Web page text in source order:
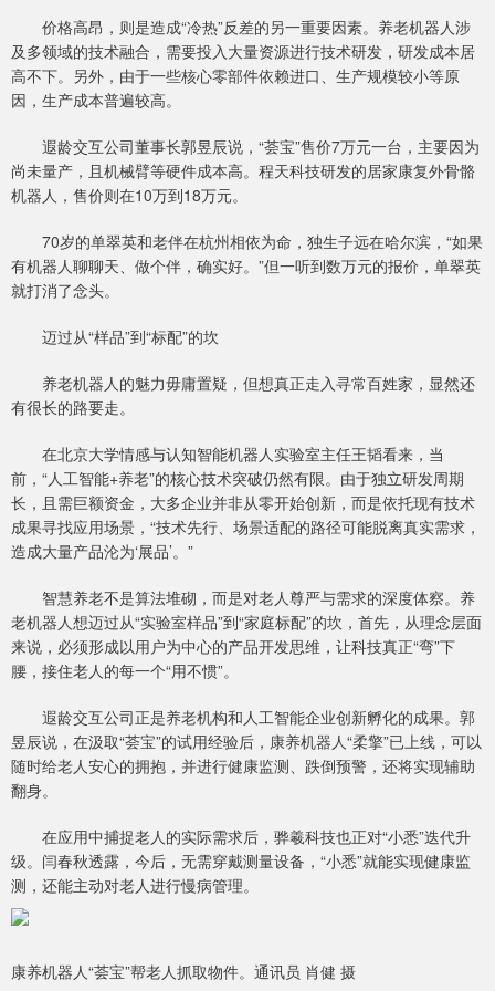
价格高昂，则是造成“冷热”反差的另一重要因素。养老机器人涉
及多领域的技术融合，需要投入大量资源进行技术研发，研发成本居
高不下。另外，由于一些核心零部件依赖进口、生产规模较小等原
因，生产成本普遍较高。
遐龄交互公司董事长郭昱辰说，“荟宝”售价7万元一台，主要因为
尚未量产，且机械臂等硬件成本高。程天科技研发的居家康复外骨骼
机器人，售价则在10万到18万元。
70岁的单翠英和老伴在杭州相依为命，独生子远在哈尔滨，“如果
有机器人聊聊天、做个伴，确实好。”但一听到数万元的报价，单翠英
就打消了念头。
迈过从“样品”到“标配”的坎
养老机器人的魅力毋庸置疑，但想真正走入寻常百姓家，显然还
有很长的路要走。
在北京大学情感与认知智能机器人实验室主任王韬看来，当
前，“人工智能+养老”的核心技术突破仍然有限。由于独立研发周期
长，且需巨额资金，大多企业并非从零开始创新，而是依托现有技术
成果寻找应用场景，“技术先行、场景适配的路径可能脱离真实需求，
造成大量产品沦为‘展品’。”
智慧养老不是算法堆砌，而是对老人尊严与需求的深度体察。养
老机器人想迈过从“实验室样品”到“家庭标配”的坎，首先，从理念层面
来说，必须形成以用户为中心的产品开发思维，让科技真正“弯”下
腰，接住老人的每一个“用不惯”。
遐龄交互公司正是养老机构和人工智能企业创新孵化的成果。郭
昱辰说，在汲取“荟宝”的试用经验后，康养机器人“柔擎”已上线，可以
随时给老人安心的拥抱，并进行健康监测、跌倒预警，还将实现辅助
翻身。
在应用中捕捉老人的实际需求后，骅羲科技也正对“小悉”迭代升
级。闫春秋透露，今后，无需穿戴测量设备，“小悉”就能实现健康监
测，还能主动对老人进行慢病管理。
康养机器人“荟宝”帮老人抓取物件。通讯员 肖健 摄